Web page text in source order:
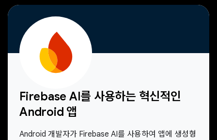
Firebase AI를 사용하는 혁신적인
Android 앱
Android 개발자가 Firebase AI를 사용하여 앱에 생성형